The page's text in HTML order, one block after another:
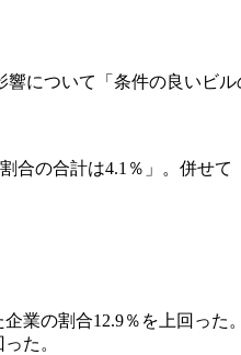
について「条件の良いビ
合の合計は4.1％」。併せて
業の割合12.9％を上回った。
た。